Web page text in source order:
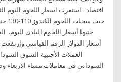
أسعار الدولار الرقم القياسي
العملات الأجنبية السوق